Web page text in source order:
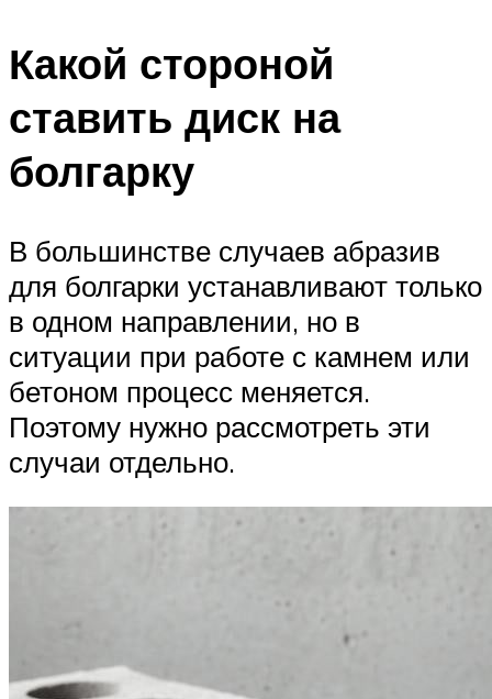
Какой стороной
ставить диск на
болгарку
В большинстве случаев абразив
для болгарки устанавливают только
в одном направлении, но в
ситуации при работе с камнем или
бетоном процесс меняется.
Поэтому нужно рассмотреть эти
случаи отдельно.